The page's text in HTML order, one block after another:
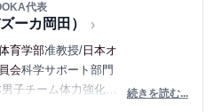
代表
ーカ岡田）
育学部准教授/ 日本オ
会科学サポート部門
男子チーム体力強化部
続きを読む...